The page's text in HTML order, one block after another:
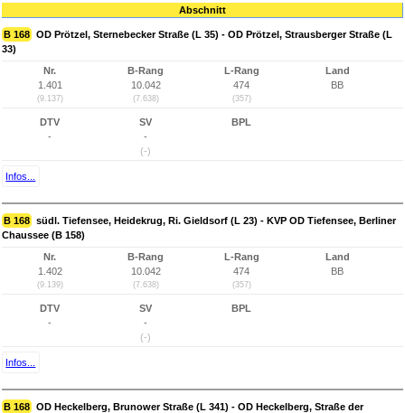
Abschnitt
B 168 OD Prötzel, Sternebecker Straße (L 35) - OD Prötzel, Strausberger Straße (L
33)
Nr.
1.401
(9.137)
B-Rang
10.042
(7.638)
L-Rang
474
(357)
Land
BB
DTV
-
SV
-
(-)
BPL
Infos...
B 168 südl. Tiefensee, Heidekrug, Ri. Gieldsorf (L 23) - KVP OD Tiefensee, Berliner
Chaussee (B 158)
Nr.
1.402
(9.139)
B-Rang
10.042
(7.638)
L-Rang
474
(357)
Land
BB
DTV
-
SV
-
(-)
BPL
Infos...
B 168 OD Heckelberg, Brunower Straße (L 341) - OD Heckelberg, Straße der